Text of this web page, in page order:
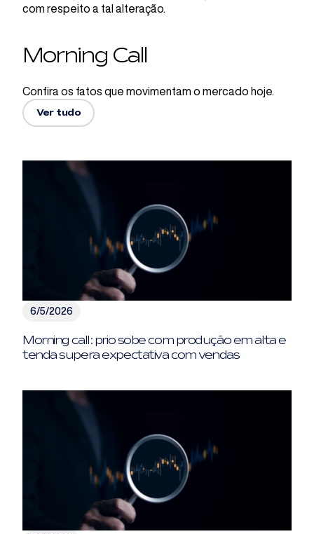
com respeito a tal alteração.
Morning Call
Confira os fatos que movimentam o mercado hoje.
Ver tudo
6/5/2026
Morning call: prio sobe com produção em alta e
tenda supera expectativa com vendas